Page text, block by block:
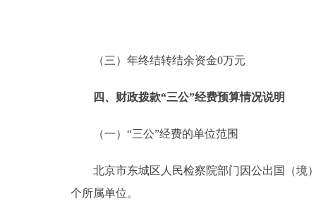
（三）年终结转结余资金0万元
四、财政拨款“三公”经费预算情况说明
（一）“三公”经费的单位范围
北京市东城区人民检察院部门因公出国（境）
个所属单位。